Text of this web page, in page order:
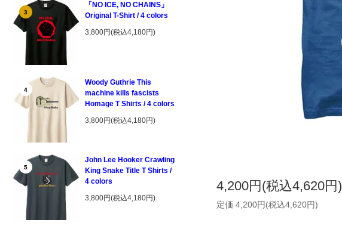
3
「NO ICE, NO CHAINS」
Original T-Shirt / 4 colors
3,800円(税込4,180円)
4
Woody Guthrie This
machine kills fascists
Homage T Shirts / 4 colors
3,800円(税込4,180円)
5
John Lee Hooker Crawling
King Snake Title T Shirts /
4 colors
3,800円(税込4,180円)
4,200円(税込4,620円)
定価 4,200円(税込4,620円)